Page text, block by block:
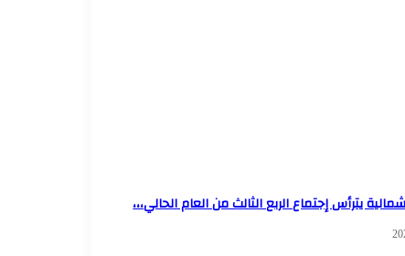
يترأس إجتماع الربع الثالث من العام الحالي،،،